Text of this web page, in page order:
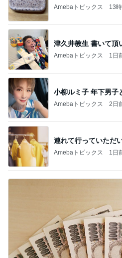
Amebaトピックス 13
津久井教生 書いて頂
Amebaトピックス 1日
小柳ルミ子 年下男子
Amebaトピックス 2日
連れて行っていただ
Amebaトピックス 1日